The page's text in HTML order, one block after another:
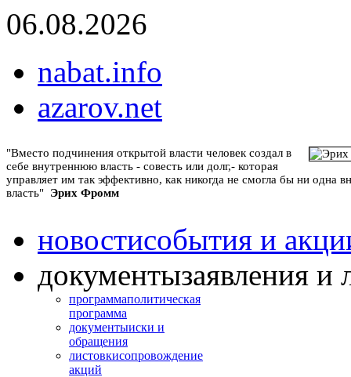
06.08.2026
nabat.info
azarov.net
"Вместо подчинения открытой власти человек создал в
себе внутреннюю власть - совесть или долг,- которая
управляет им так эффективно, как никогда не смогла бы ни одна
власть" Эрих Фромм
новостисобытия и
документызаявления и
программаполитическая
программа
документыиски и
обращения
листовкисопровождение
акций